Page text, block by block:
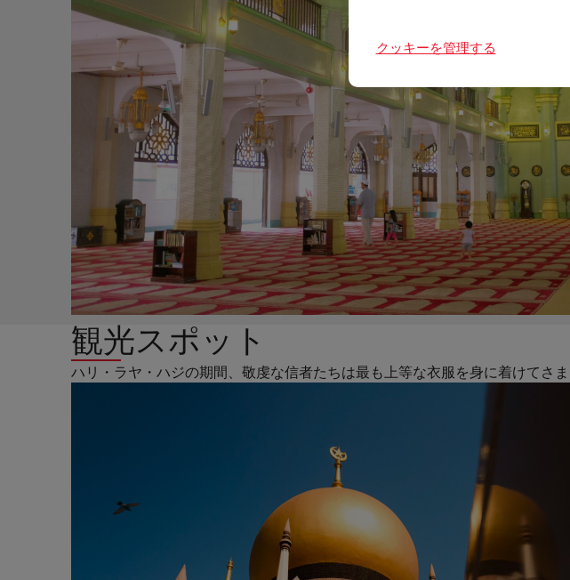
観光スポット
ハリ・ラヤ・ハジの期間、敬虔な信者たちは最も上等な衣服を身に着けてさ
クッキーを管理する